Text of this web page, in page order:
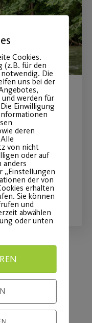
Erlebnis
für
Cookies.
(z.B. für den
Die
uns bei der
werden für
Einwilligung
deren
von nicht
oder auf
anders
„Einstellungen
der von
erhalten
Sie können
und
abwählen
oder unten